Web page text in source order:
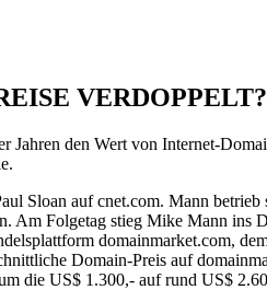
VERDOPPELT?
Jahren den Wert von Internet-
Sloan auf cnet.com. Mann
Am Folgetag stieg Mike Mann
domainmarket.com,
Domain-Preis auf
die US$ 1.300,- auf rund US$